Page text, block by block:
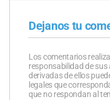
Dejanos tu
Los comentarios
responsabilidad de
derivadas de ellos
legales que
que no respondan al